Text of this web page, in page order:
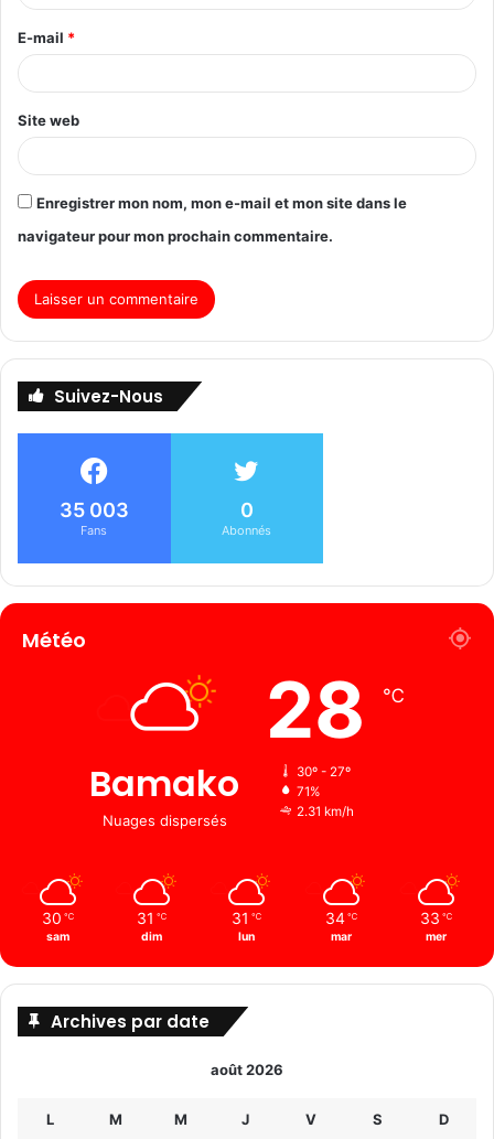
E-mail *
Site web
Enregistrer mon nom, mon e-mail et mon site dans le
navigateur pour mon prochain commentaire.
Suivez-Nous
35 003
Fans
0
Abonnés
Météo
Bamako
Nuages ​​dispersés
28 ℃
30º - 27º
71%
2.31 km/h
30 ℃
sam
31 ℃
dim
31 ℃
lun
34 ℃
mar
33 ℃
mer
Archives par date
août 2026
L M M J V S D